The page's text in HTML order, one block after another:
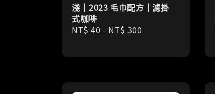
淺｜2023 毛巾配方｜濾掛
式咖啡
Regular
NT$ 40 - NT$ 300